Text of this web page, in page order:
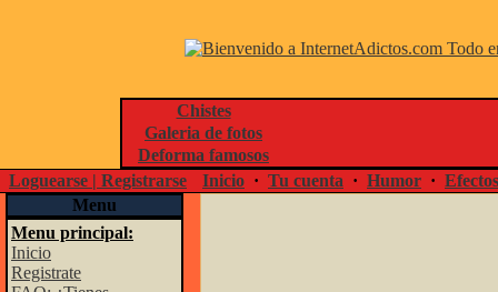
Chistes
Galeria de fotos
Deforma famosos
Loguearse | Registrarse
Inicio · Tu cuenta · Humor ·
Menu
Menu principal:
Inicio
Registrate